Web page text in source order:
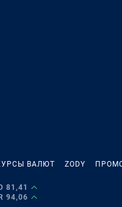
ВАЛЮТ ZODY
81,41
94,06